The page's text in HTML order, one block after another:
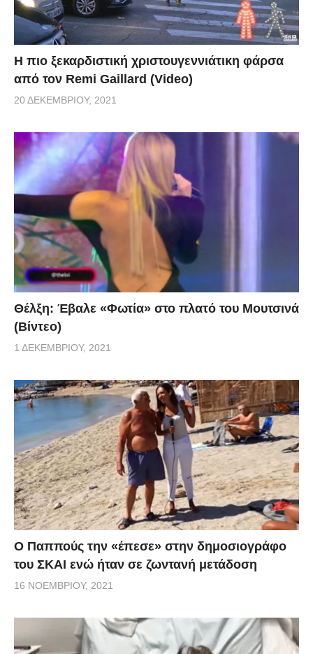
Η πιο ξεκαρδιστική χριστουγεννιάτικη φάρσα
από τον Remi Gaillard (Video)
20 ΔΕΚΕΜΒΡΊΟΥ, 2021
Θέλξη: Έβαλε «Φωτία» στο πλατό του Μουτσινά
(Βίντεο)
1 ΔΕΚΕΜΒΡΊΟΥ, 2021
Ο Παππούς την «έπεσε» στην δημοσιογράφο
του ΣΚΑΙ ενώ ήταν σε ζωντανή μετάδοση
16 ΝΟΕΜΒΡΊΟΥ, 2021